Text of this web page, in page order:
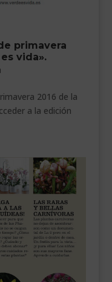
primavera
vida».
2016 de la
a la edición